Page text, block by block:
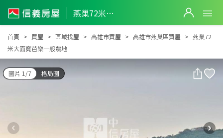
燕巢72米大面寬芭樂一般農地
燕巢72米大面寬芭樂一般農地
首頁 買屋 區域找屋 高雄市買屋 高雄市燕巢區買屋
燕巢72
米大面寬芭樂一般農地
圖片 1/7 格局圖